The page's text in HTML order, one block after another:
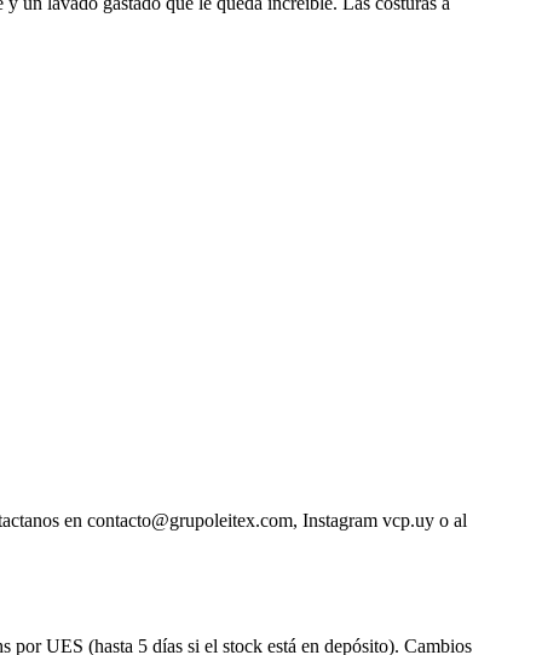
en contacto@grupoleitex.com, Instagram vcp.uy o al
UES (hasta 5 días si el stock está en depósito). Cambios